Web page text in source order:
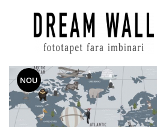
Fototapet fara imbinari
ExclusivArt
Abstract
Arhitectura
Fluid Art
NOU